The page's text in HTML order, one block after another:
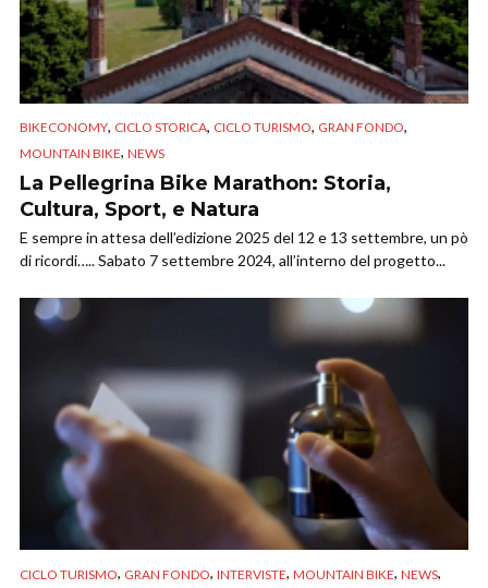
BIKECONOMY, CICLO STORICA, CICLO TURISMO, GRAN FONDO,
MOUNTAIN BIKE, NEWS
La Pellegrina Bike Marathon: Storia,
Cultura, Sport, e Natura
E sempre in attesa dell’edizione 2025 del 12 e 13 settembre, un pò
di ricordi….. Sabato 7 settembre 2024, all’interno del progetto...
CICLO TURISMO, GRAN FONDO, INTERVISTE, MOUNTAIN BIKE, NEWS,